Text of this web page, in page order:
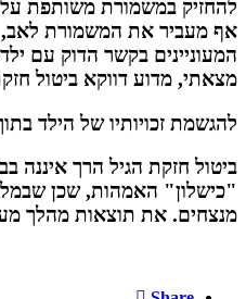
להחזיק במשמורת משותפת על
אף מעביר את המשמורת לאב,
המעוניינים בקשר הדוק עם
מצאתי, מדוע דווקא ביטול
להגשמת זכויותיו של הילד
ביטול חזקת הגיל הרך איננה
"כישלון" האמהות, שכן
מנצחים. את תוצאות מהלך